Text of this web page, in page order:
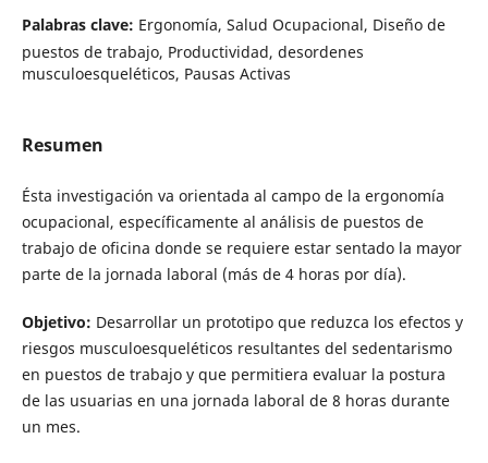
Palabras clave: Ergonomía, Salud Ocupacional, Diseño de
puestos de trabajo, Productividad, desordenes
musculoesqueléticos, Pausas Activas
Resumen
Ésta investigación va orientada al campo de la ergonomía
ocupacional, específicamente al análisis de puestos de
trabajo de oficina donde se requiere estar sentado la mayor
parte de la jornada laboral (más de 4 horas por día).
Objetivo: Desarrollar un prototipo que reduzca los efectos y
riesgos musculoesqueléticos resultantes del sedentarismo
en puestos de trabajo y que permitiera evaluar la postura
de las usuarias en una jornada laboral de 8 horas durante
un mes.